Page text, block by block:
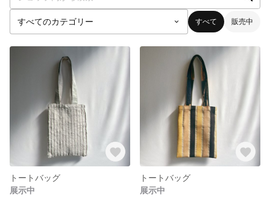
すべて 販売中
トートバッグ
展示中
トートバッグ
展示中